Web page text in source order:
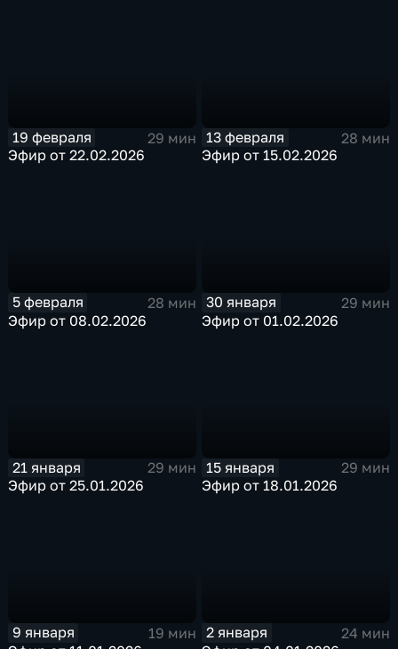
19 февраля
29 мин
Эфир от 22.02.2026
13 февраля
28 мин
Эфир от 15.02.2026
5 февраля
28 мин
Эфир от 08.02.2026
30 января
29 мин
Эфир от 01.02.2026
21 января
29 мин
Эфир от 25.01.2026
15 января
29 мин
Эфир от 18.01.2026
9 января
19 мин
2 января
24 мин